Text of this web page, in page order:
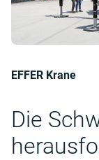
EFFER Krane
Die